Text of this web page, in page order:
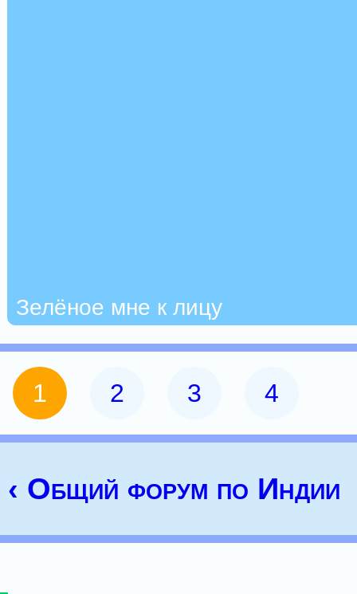
Зелёное мне к лицу
1 2 3 4
‹ Общий форум по Индии